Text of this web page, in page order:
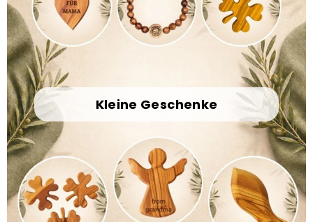
Kleine Geschenke